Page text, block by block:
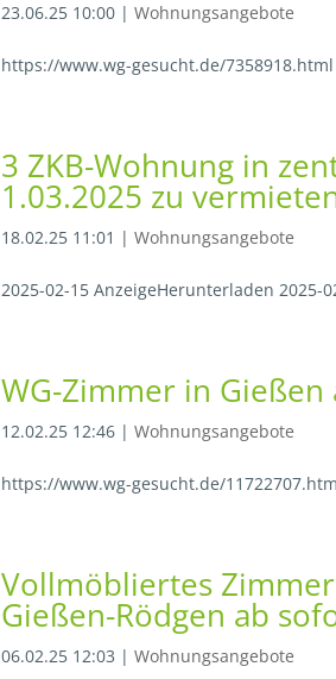
23.06.25 10:00| Wohnungsangebote
https://www.wg-gesucht.de/7358918.html
3 ZKB-Wohnung in
1.03.2025 zu
18.02.25 11:01 | Wohnungsangebote
2025-02-15 AnzeigeHerunterladen 2025-
WG-Zimmer in
12.02.25 12:46| Wohnungsangebote
https://www.wg-gesucht.de/
Vollmöbliertes
Gießen-Rödgen ab
06.02.25 12:03 | Wohnungsangebote